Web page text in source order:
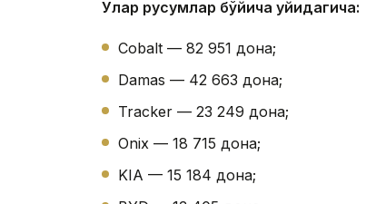
Улар русумлар бўйича қуйидагича:
Cobalt — 82 951 дона;
Damas — 42 663 дона;
Tracker — 23 249 дона;
Onix — 18 715 дона;
KIA — 15 184 дона;